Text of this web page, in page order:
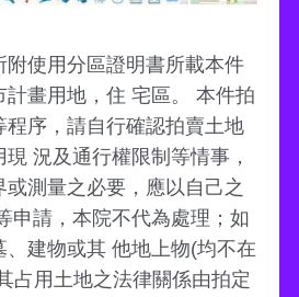
附使用分區證明書所載本件
計畫用地，住 宅區。 本件拍
程序，請自行確認拍賣土地
況及通行權限制等情事，
測量之必要，應以自己之
申請，本院不代為處理；如
、建物或其 他地上物(均不在
占用土地之法律關係由拍定